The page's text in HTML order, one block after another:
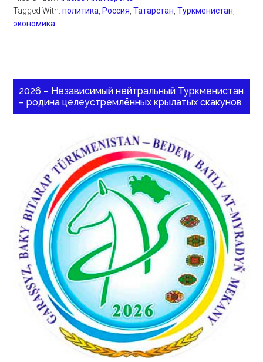
Tagged With:политика Россия ,Татарстан ,Туркменистан
экономика
2026 – Независимый нейтральный Туркменистан
– родина целеустремлённых крылатых скакунов